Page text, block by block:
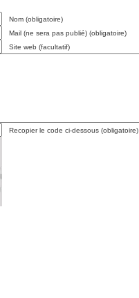
Nom (obligatoire)
Mail (ne sera pas publié) (obligatoire)
Site web (facultatif)
Recopier le code ci-dessous (obligatoire)